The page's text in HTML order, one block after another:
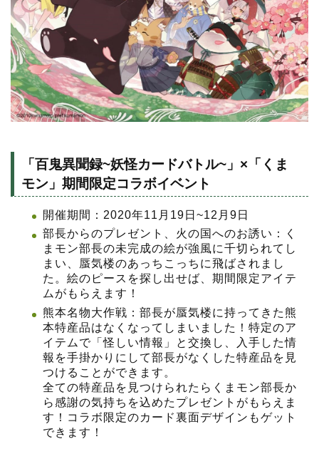
「百鬼異聞録~妖怪カードバトル~」×「くま
モン」期間限定コラボイベント
開催期間：2020年11月19日~12月9日
部長からのプレゼント、火の国へのお誘い：く
まモン部長の未完成の絵が強風に千切られてし
まい、蜃気楼のあっちこっちに飛ばされまし
た。絵のピースを探し出せば、期間限定アイテ
ムがもらえます！
熊本名物大作戦：部長が蜃気楼に持ってきた熊
本特産品はなくなってしまいました！特定のア
イテムで「怪しい情報」と交換し、入手した情
報を手掛かりにして部長がなくした特産品を見
つけることができます。
全ての特産品を見つけられたらくまモン部長か
ら感謝の気持ちを込めたプレゼントがもらえま
す！コラボ限定のカード裏面デザインもゲット
できます！